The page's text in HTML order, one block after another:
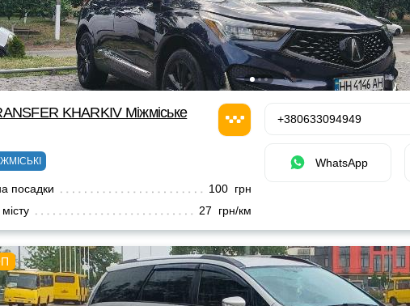
KHARKIV Міжміське
посадки
100 грн
27 грн/км
+380633094949
WhatsApp